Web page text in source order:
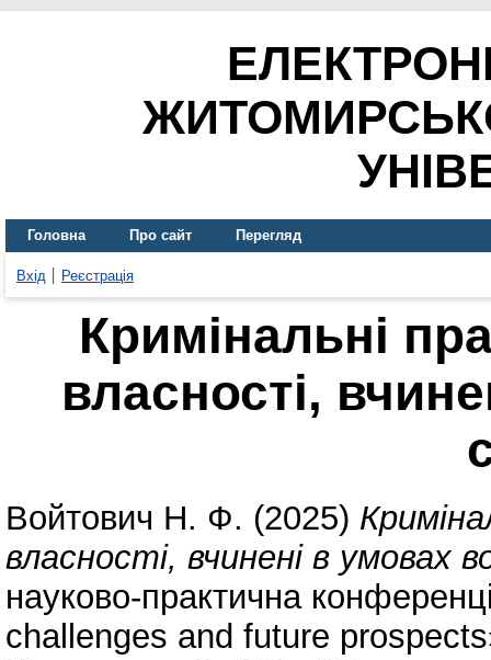
Головна Про сайт Перегляд
Вхід Реєстрація
Кримінальні
власності,
Войтович Н. Ф. (2025)
власності, вчинені в умовах
науково-практична
challenges and future